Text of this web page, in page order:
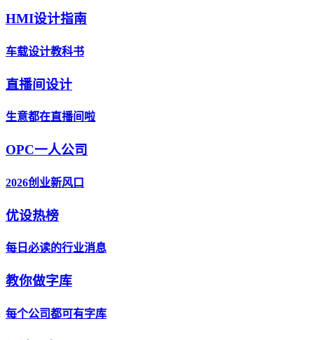
HMI设计指南
车载设计教科书
直播间设计
生意都在直播间啦
OPC一人公司
2026创业新风口
优设热榜
每日必读的行业消息
教你做字库
每个公司都可有字库